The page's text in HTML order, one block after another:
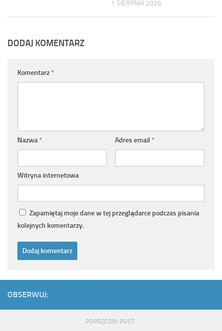
1 SIERPNIA 2026
DODAJ KOMENTARZ
Komentarz*
Nazwa* Adres email *
Witryna internetowa
Zapamiętaj moje dane w tej przeglądarce podczas pisania
kolejnych komentarzy.
OBSERWUJ:
POPRZEDNI POST